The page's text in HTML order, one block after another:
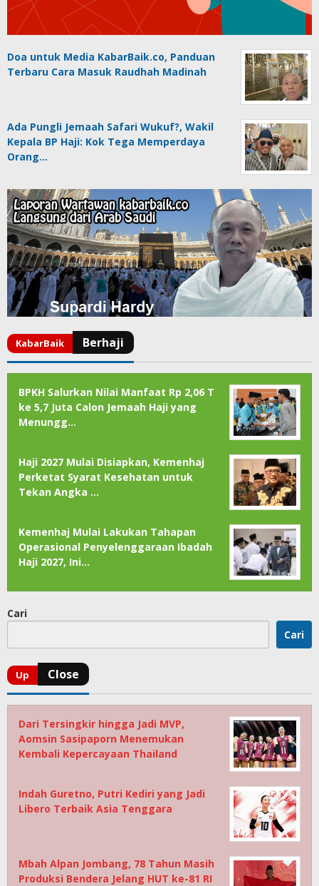
Doa untuk Media KabarBaik.co, Panduan
Terbaru Cara Masuk Raudhah Madinah
Ada Pungli Jemaah Safari Wukuf?, Wakil
Kepala BP Haji: Kok Tega Memperdaya
Orang…
BPKH Salurkan Nilai Manfaat Rp 2,06 T
ke 5,7 Juta Calon Jemaah Haji yang
Menungg…
Haji 2027 Mulai Disiapkan, Kemenhaj
Perketat Syarat Kesehatan untuk
Tekan Angka …
Kemenhaj Mulai Lakukan Tahapan
Operasional Penyelenggaraan Ibadah
Haji 2027, Ini…
Cari
Cari
Dari Tersingkir hingga Jadi MVP,
Aomsin Sasipaporn Menemukan
Kembali Kepercayaan Thailand
Indah Guretno, Putri Kediri yang Jadi
Libero Terbaik Asia Tenggara
Mbah Alpan Jombang, 78 Tahun Masih
Produksi Bendera Jelang HUT ke-81 RI